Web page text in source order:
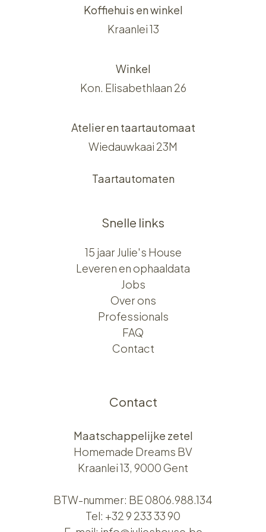
Koffiehuis en winkel
Kraanlei 13
Winkel
Kon. Elisabethlaan 26
Atelier en taartautomaat
Wiedauwkaai 23M
Taartautomaten
Snelle links
15 jaar Julie's House
Leveren en ophaaldata
Jobs
Over ons​​
Professionals
FAQ
Contact
Contact
Maatschappelijke zetel
Homemade Dreams BV
Kraanlei 13, 9000 Gent
BTW-nummer: BE 0806.988.134
Tel: +32 9 233 33 90